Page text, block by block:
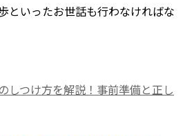
といったお世話も行わなければな
しつけ方を解説！事前準備と正し